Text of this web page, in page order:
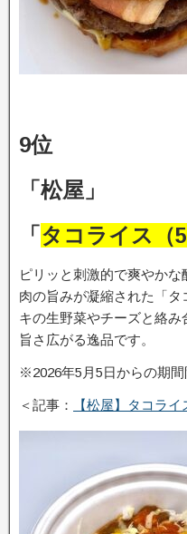
9位
「松屋」
「 タコライス（
ピリッと刺激的で爽やか
肉の旨みが凝縮された「
キの生野菜やチーズと絡
旨さ広がる逸品です。
※2026年5月5日からの期
＜記事： 【松屋】タコラ